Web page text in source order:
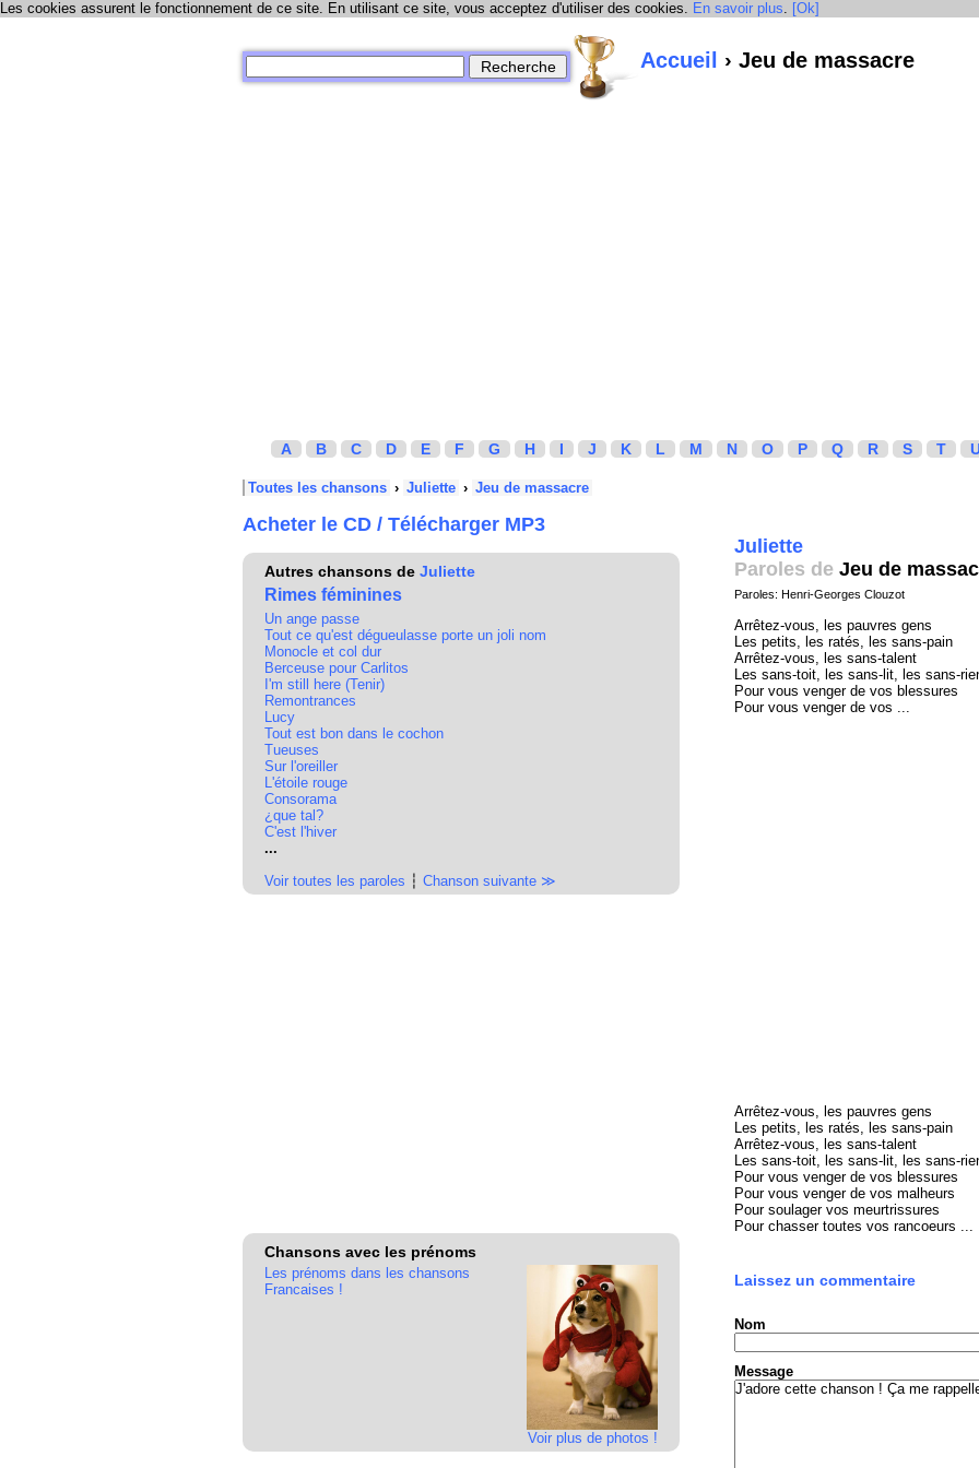
Les cookies assurent le fonctionnement de ce site. En utilisant ce site, vous acceptez d'utiliser des cookies. En savoir plus. [Ok]
Accueil › Jeu de massacre
A B C D E F G H I J K L M N O P Q R S T
Toutes les chansons › Juliette › Jeu de massacre
Acheter le CD / Télécharger MP3
Autres chansons de Juliette
Rimes féminines
Un ange passe
Tout ce qu'est dégueulasse porte un joli nom
Monocle et col dur
Berceuse pour Carlitos
I'm still here (Tenir)
Remontrances
Lucy
Tout est bon dans le cochon
Tueuses
Sur l'oreiller
L'étoile rouge
Consorama
¿que tal?
C'est l'hiver
...
Voir toutes les paroles ┆ Chanson suivante ≫
Chansons avec les prénoms
Voir plus de photos !
Les prénoms dans les chansons
Francaises !
Juliette
Paroles de Jeu de
Paroles: Henri-Georges Clouzot
Arrêtez-vous, les pauvres gens
Les petits, les ratés, les sans-pain
Arrêtez-vous, les sans-talent
Les sans-toit, les sans-lit, les sans-
Pour vous venger de vos blessures
Pour vous venger de vos ...
Arrêtez-vous, les pauvres gens
Les petits, les ratés, les sans-pain
Arrêtez-vous, les sans-talent
Les sans-toit, les sans-lit, les sans-
Pour vous venger de vos blessures
Pour vous venger de vos malheurs
Pour soulager vos meurtrissures
Pour chasser toutes vos rancoeurs ...
Laissez un commentaire
Nom
Message